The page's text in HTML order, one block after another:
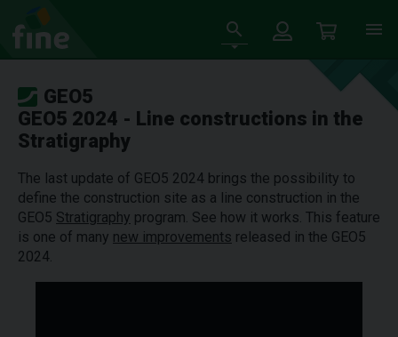
GEO5
GEO5 2024 - Line constructions in the
Stratigraphy
The last update of GEO5 2024 brings the possibility to
define the construction site as a line construction in the
GEO5 Stratigraphy program. See how it works. This feature
is one of many new improvements released in the GEO5
2024.